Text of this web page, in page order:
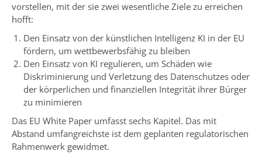
vorstellen, mit der sie zwei wesentliche Ziele zu erreichen
hofft:
Den Einsatz von der künstlichen Intelligenz KI in der EU
fördern, um wettbewerbsfähig zu bleiben
Den Einsatz von KI regulieren, um Schäden wie
Diskriminierung und Verletzung des Datenschutzes oder
der körperlichen und finanziellen Integrität ihrer Bürger
zu minimieren
Das EU White Paper umfasst sechs Kapitel. Das mit
Abstand umfangreichste ist dem geplanten regulatorischen
Rahmenwerk gewidmet.